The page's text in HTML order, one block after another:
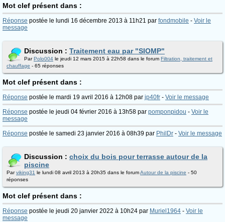
Mot clef présent dans :
Réponse postée le lundi 16 décembre 2013 à 11h21 par fondmobile - Voir le
message
Discussion : Traitement eau par "SIOMP"
ParPolo004 le jeudi 12 mars 2015 à 22h58 dans le forum Filtration, traitement et
chauffage - 65 réponses
Mot clef présent dans :
Réponse postée le mardi 19 avril 2016 à 12h08 par jp40fr - Voir le message
Réponse postée le jeudi 04 février 2016 à 13h58 par pomponpidou - Voir le
message
Réponse postée le samedi 23 janvier 2016 à 08h39 par PhilDr - Voir le message
Discussion : choix du bois pour terrasse autour de la
piscine
Parviking31 le lundi 08 avril 2013 à 20h35 dans le forumAutour de la piscine - 50
réponses
Mot clef présent dans :
Réponse postée le jeudi 20 janvier 2022 à 10h24 par Muriel1964 - Voir le
message